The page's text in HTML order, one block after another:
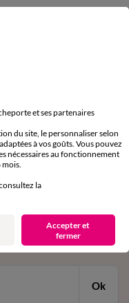
newsletter
confirmation
Ok
et ses partenaires
du site, le personnaliser selon
à vos goûts. Vous pouvez
nécessaires au fonctionnement
mois.
la
Accepter et
fermer